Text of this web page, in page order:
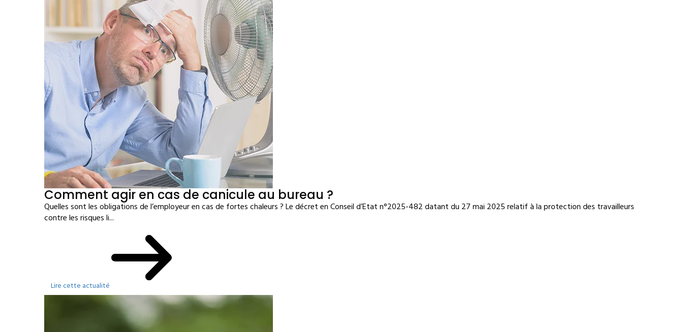
Comment agir en cas de canicule au bureau ?
Quelles sont les obligations de l’employeur en cas de fortes chaleurs ? Le décret en Conseil d’Etat n°2025-482 datant du 27 mai 2025 relatif à la protection des travailleurs
contre les risques li...
Lire cette actualité